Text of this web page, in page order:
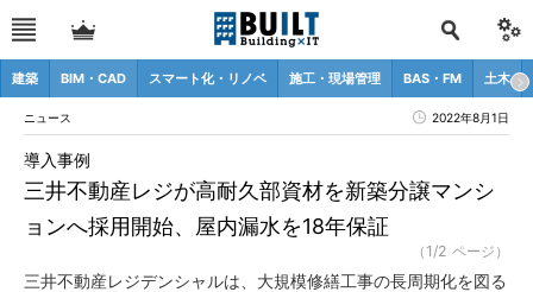
建築 BIM・CAD スマート化・リノベ 施工・現場管理 BAS・FM 土木
ニュース 2022年8月1日
三井不動産レジが高耐久部資材を新築分譲マンシ
ョンへ採用開始、屋内漏水を18年保証
導入事例
（1/2 ページ）
三井不動産レジデンシャルは、大規模修繕工事の長周期化を図る